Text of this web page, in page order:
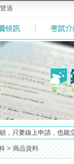
過
利到不行！馬上使用►
少呢? 必考國事業的6
施！點我看詳情>>>
> 商品資料